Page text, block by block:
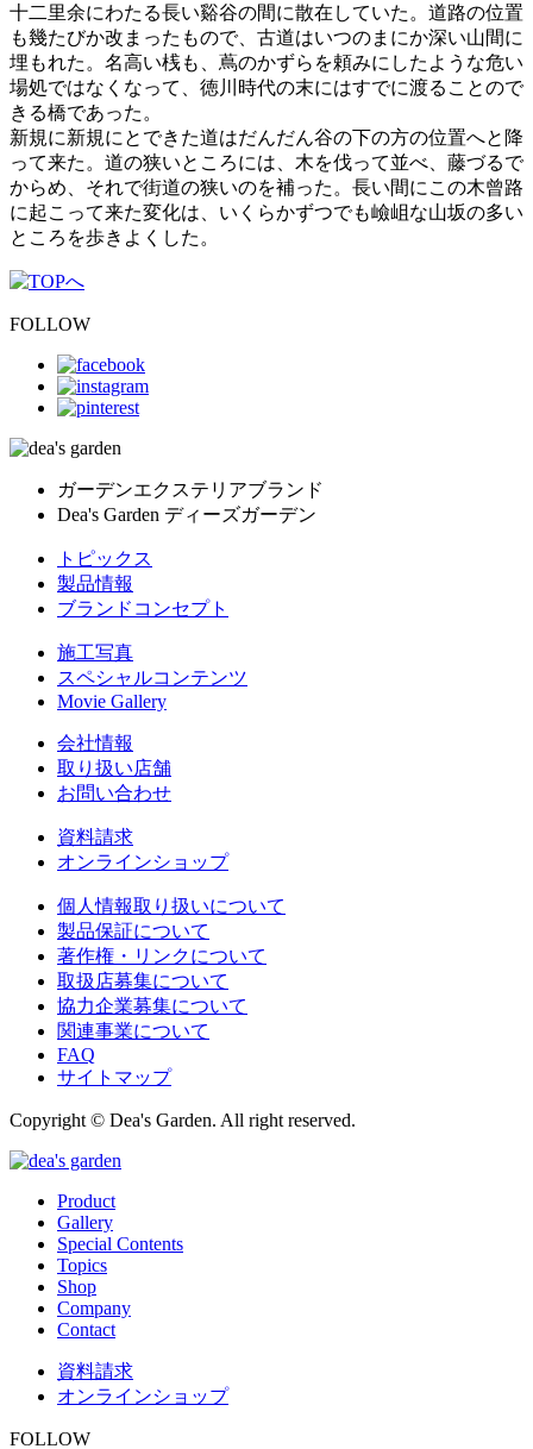
十二里余にわたる長い谿谷の間に散在していた。道路の位置
も幾たびか改まったもので、古道はいつのまにか深い山間に
埋もれた。名高い桟も、蔦のかずらを頼みにしたような危い
場処ではなくなって、徳川時代の末にはすでに渡ることので
きる橋であった。
新規に新規にとできた道はだんだん谷の下の方の位置へと降
って来た。道の狭いところには、木を伐って並べ、藤づるで
からめ、それで街道の狭いのを補った。長い間にこの木曾路
に起こって来た変化は、いくらかずつでも嶮岨な山坂の多い
ところを歩きよくした。
FOLLOW
ガーデンエクステリアブランド
Dea's Garden ディーズガーデン
トピックス
製品情報
ブランドコンセプト
施工写真
スペシャルコンテンツ
Movie Gallery
会社情報
取り扱い店舗
お問い合わせ
資料請求
オンラインショップ
個人情報取り扱いについて
製品保証について
著作権・リンクについて
取扱店募集について
協力企業募集について
関連事業について
FAQ
サイトマップ
Copyright © Dea's Garden. All right reserved.
Product
Gallery
Special Contents
Topics
Shop
Company
Contact
資料請求
オンラインショップ
FOLLOW